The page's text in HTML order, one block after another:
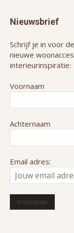
Nieuwsbrief
Schrijf je in voor
nieuwe
interieurinspiratie:
Voornaam
Achternaam
Email adres: